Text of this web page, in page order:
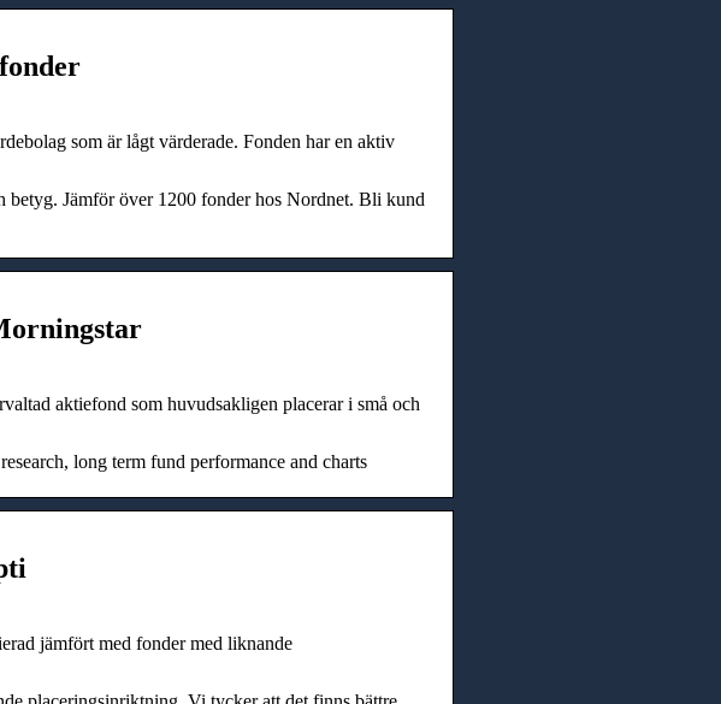
som är lågt värderade. Fonden har en aktiv
Jämför över 1200 fonder hos Nordnet. Bli kund
aktiefond som huvudsakligen placerar i små och
long term fund performance and charts
jämfört med fonder med liknande